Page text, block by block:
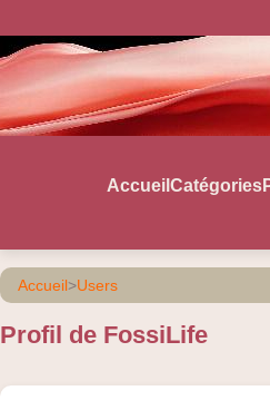
Accueil Catégories
Accueil>Users
Profil de FossiLife